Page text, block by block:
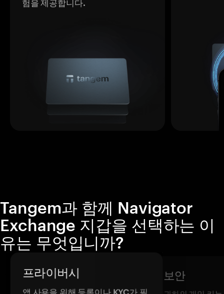
험을 제공합니다.
Tangem과 함께 Navigator
Exchange 지갑을 선택하는 이
유는 무엇입니까?
프라이버시 보안